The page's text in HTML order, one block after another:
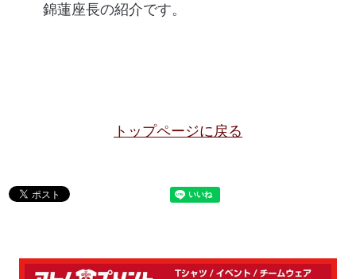
錦蓮座長の紹介です。
トップページに戻る